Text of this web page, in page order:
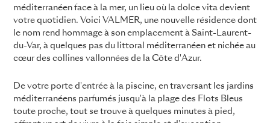
méditerranéen face à la mer, un lieu où la dolce vita devient
votre quotidien. Voici VALMER, une nouvelle résidence dont
le nom rend hommage à son emplacement à Saint-Laurent-
du-Var, à quelques pas du littoral méditerranéen et nichée au
cœur des collines vallonnées de la Côte d'Azur.
De votre porte d'entrée à la piscine, en traversant les jardins
méditerranéens parfumés jusqu'à la plage des Flots Bleus
toute proche, tout se trouve à quelques minutes à pied,